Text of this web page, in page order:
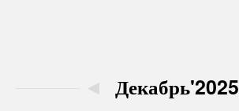
◄ Декабрь'2025